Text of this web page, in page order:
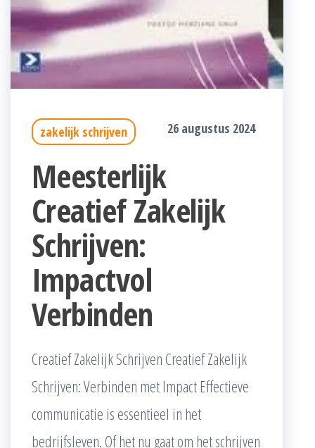
zakelijk schrijven 26 augustus 2024
Meesterlijk
Creatief Zakelijk
Schrijven:
Impactvol
Verbinden
Creatief Zakelijk Schrijven Creatief Zakelijk
Schrijven: Verbinden met Impact Effectieve
communicatie is essentieel in het
bedrijfsleven. Of het nu gaat om het schrijven